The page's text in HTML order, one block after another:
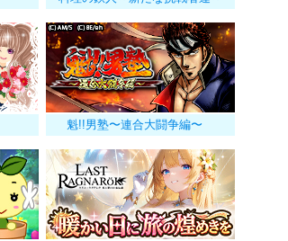
魁!!男塾〜連合大闘争編〜